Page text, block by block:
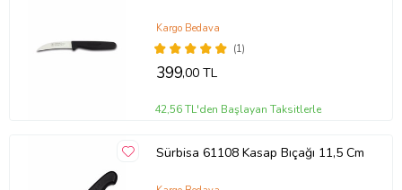
(1)
Kargo Bedava
399,00 TL
42,56 TL'den Başlayan Taksitlerle
Sürbisa 61108 Kasap Bıçağı 11,5 Cm